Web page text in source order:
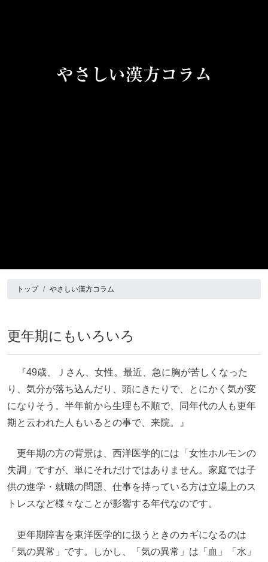
やさしい漢方コラム
トップ やさしい漢方コラム
更年期にもいろいろ
『49歳、Ｊさん、女性。最近、急に胸が苦しくなった
り、気分が落ち込んだり、頭にきたりで、とにかく気が変
になりそう。半年前から生理も不順で、同年代の人も更年
期と云われた人もいるとの事で、来院。』
更年期の方の背景は、西洋医学的には「女性ホルモンの
失調」ですが、単にそれだけではありません。家庭では子
供の進学・就職の問題、仕事を持っている方は立場上のス
トレスなど様々なことが影響する年代なのです。
更年期障害を東洋医学的に扱うときのカギになるのは
「気の異常」です。しかし、「気の異常」は「血」「水」